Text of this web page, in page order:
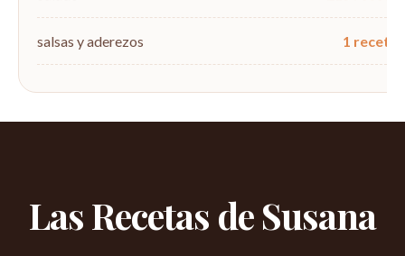
salsas y aderezos 1 recetas
Las Recetas de Susana